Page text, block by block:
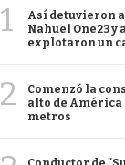
1
Así detuvieron
Nahuel One23 y
explotaron un
2
Comenzó la
alto de América
metros